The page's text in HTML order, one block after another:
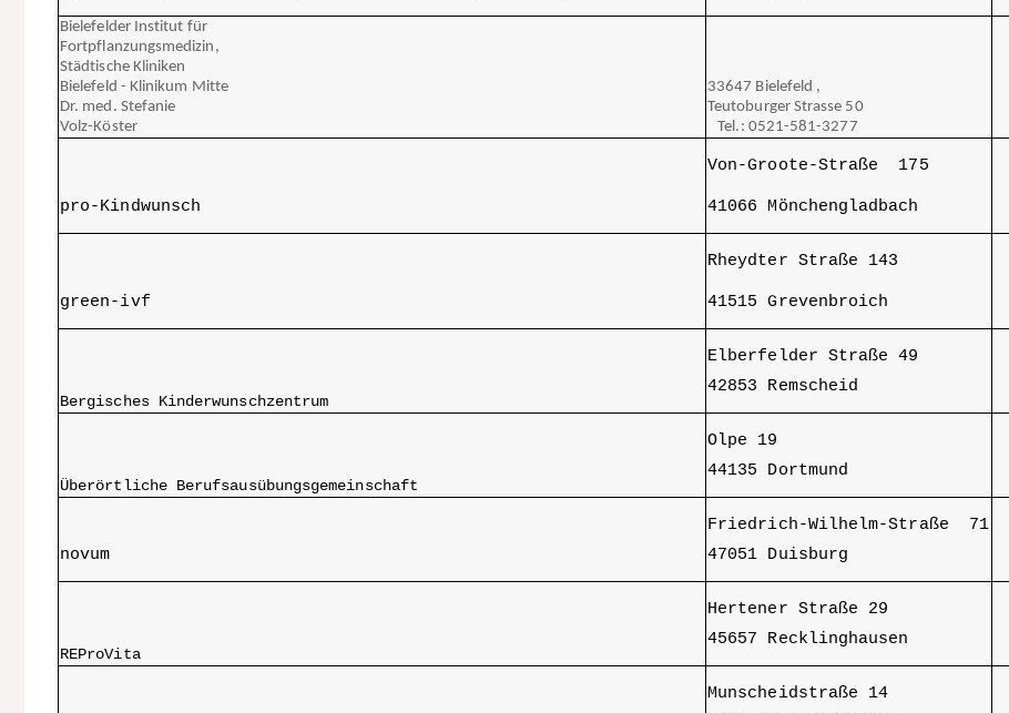
Bielefelder Institut für
Fortpflanzungsmedizin,
Städtische Kliniken
Bielefeld - Klinikum Mitte
Dr. med. Stefanie
Volz-Köster
33647 Bielefeld ,
Teutoburger Strasse 50
Tel.: 0521-581-3277
pro-Kindwunsch
Von-Groote-Straße 175
41066 Mönchengladbach
green-ivf
Rheydter Straße 143
41515 Grevenbroich
Bergisches Kinderwunschzentrum
Elberfelder Straße 49
42853 Remscheid
Überörtliche Berufsausübungsgemeinschaft
Olpe 19
44135 Dortmund
novum
Friedrich-Wilhelm-Straße 71
47051 Duisburg
REProVita
Hertener Straße 29
45657 Recklinghausen
Munscheidstraße 14